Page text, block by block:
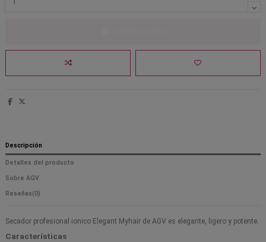
Descripción
Detalles del producto
Sobre AGV
Reseñas(0)
Secador profesional ionico Elegant Myhair de AGV es elegante, ligero y potente.
Características